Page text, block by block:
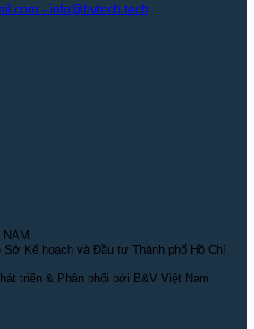
- info@bvtech.tech
Sở Kế hoạch và Đầu tư Thành phố Hồ Chí
triển & Phân phối bởi B&V Việt Nam